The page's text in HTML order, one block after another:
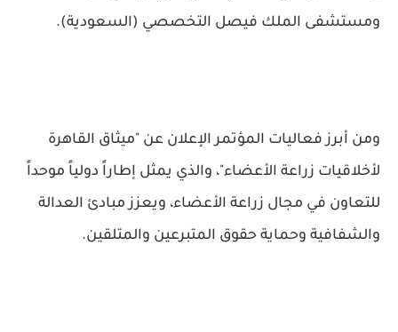
ومستشفى الملك فيصل التخصصي (السعودية).
ومن أبرز فعاليات المؤتمر الإعلان عن "ميثاق القاهرة
لأخلاقيات زراعة الأعضاء"، والذي يمثل إطاراً دولياً موحداً
للتعاون في مجال زراعة الأعضاء، ويعزز مبادئ العدالة
والشفافية وحماية حقوق المتبرعين والمتلقين.